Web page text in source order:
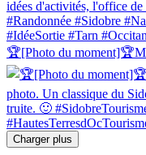
🏆[Photo du
Charger plus